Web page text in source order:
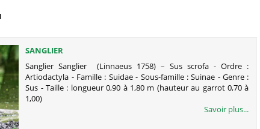
SANGLIER
Sanglier Sanglier (Linnaeus 1758) – Sus scrofa - Ordre :
Artiodactyla - Famille : Suidae - Sous-famille : Suinae - Genre :
Sus - Taille : longueur 0,90 à 1,80 m (hauteur au garrot 0,70 à
1,00)
Savoir plus...